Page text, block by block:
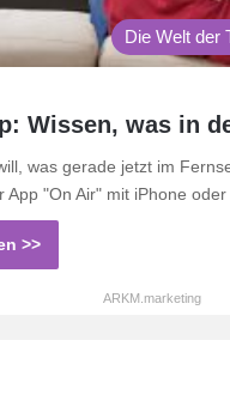
Die Welt der
Wissen, was in
was gerade jetzt im
App "On Air" mit iPhone
>>
ARKM.marketing